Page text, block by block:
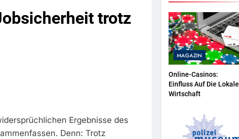
trotz
Ergebnisse des
Denn: Trotz
MAGAZIN
Online-Casinos:
Einfluss Auf Die Lokale
Wirtschaft